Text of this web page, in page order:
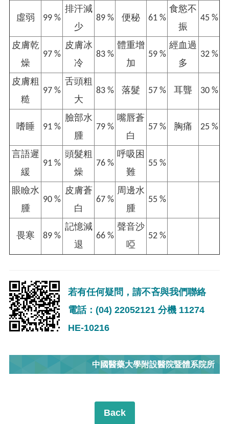
虛弱 99 %
排汗減
少
89 % 便秘 61 %
食慾不
振
45 %
皮膚乾
燥
97 %
皮膚冰
冷
83 %
體重增
加
59 %
經血過
多
32 %
皮膚粗
糙
97 %
舌頭粗
大
83 % 落髮 57 % 耳聾 30 %
嗜睡 91 %
臉部水
腫
79 %
嘴唇蒼
白
57 % 胸痛 25 %
言語遲
緩
91 %
頭髮粗
燥
76 %
呼吸困
難
55 %
眼瞼水
腫
90 %
皮膚蒼
白
67 %
周邊水
腫
55 %
畏寒 89 %
記憶減
退
66 %
聲音沙
啞
52 %
若有任何疑問，請不吝與我們聯絡
電話：(04) 22052121 分機 11274
HE-10216
中國醫藥大學附設醫院暨體系院所
Back